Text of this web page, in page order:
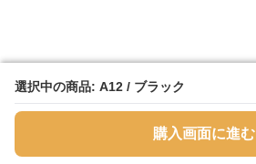
選択中の商品: A12 / ブラック
購入画面に進む
選択中の商品: A12 / ブラック
購入画面に進む